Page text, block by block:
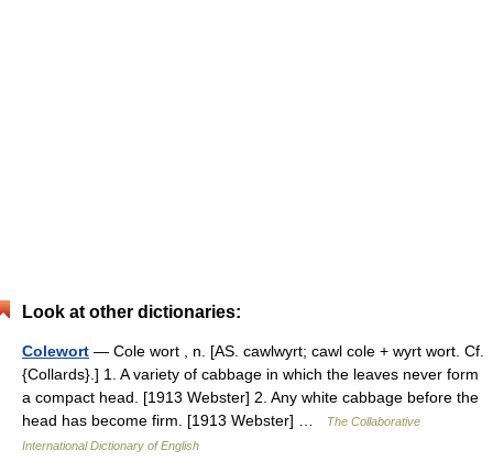
Look at other dictionaries:
Colewort — Cole wort , n. [AS. cawlwyrt; cawl cole + wyrt wort. Cf.
{Collards}.] 1. A variety of cabbage in which the leaves never form
a compact head. [1913 Webster] 2. Any white cabbage before the
head has become firm. [1913 Webster] …
The Collaborative
International Dictionary of English